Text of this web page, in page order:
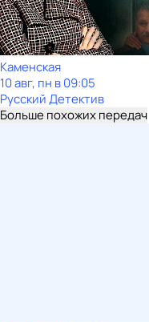
Каменская
10 авг, пн в 09:05
Русский Детектив
Больше похожих передач